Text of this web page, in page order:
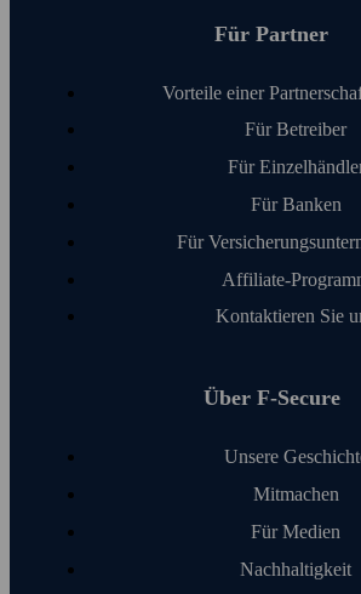
Für Partner
Vorteile einer
Für Betreiber
Für
Für Banken
Für
Affiliate-
Kontaktieren Sie
Über F‑Secure
Unsere
Mitmachen
Für Medien
Nachhaltigkeit